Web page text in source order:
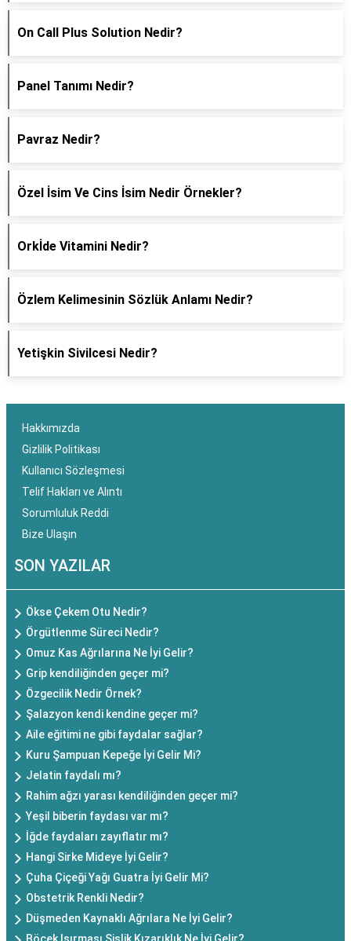
On Call Plus Solution Nedir?
Panel Tanımı Nedir?
Pavraz Nedir?
Özel İsim Ve Cins İsim Nedir Örnekler?
Orkİde Vitamini Nedir?
Özlem Kelimesinin Sözlük Anlamı Nedir?
Yetişkin Sivilcesi Nedir?
Hakkımızda
Gizlilik Politikası
Kullanıcı Sözleşmesi
Telif Hakları ve Alıntı
Sorumluluk Reddi
Bize Ulaşın
SON YAZILAR
Ökse Çekem Otu Nedir?
Örgütlenme Süreci Nedir?
Omuz Kas Ağrılarına Ne İyi Gelir?
Grip kendiliğinden geçer mi?
Özgecilik Nedir Örnek?
Şalazyon kendi kendine geçer mi?
Aile eğitimi ne gibi faydalar sağlar?
Kuru Şampuan Kepeğe İyi Gelir Mi?
Jelatin faydalı mı?
Rahim ağzı yarası kendiliğinden geçer mi?
Yeşil biberin faydası var mı?
İğde faydaları zayıflatır mı?
Hangi Sirke Mideye İyi Gelir?
Çuha Çiçeği Yağı Guatra İyi Gelir Mi?
Obstetrik Renkli Nedir?
Düşmeden Kaynaklı Ağrılara Ne İyi Gelir?